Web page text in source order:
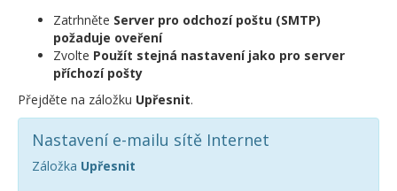
Zatrhněte Server pro odchozí poštu (SMTP)
požaduje oveření
Zvolte Použít stejná nastavení jako pro server
příchozí pošty
Přejděte na záložku Upřesnit.
Nastavení e-mailu sítě Internet
Záložka Upřesnit